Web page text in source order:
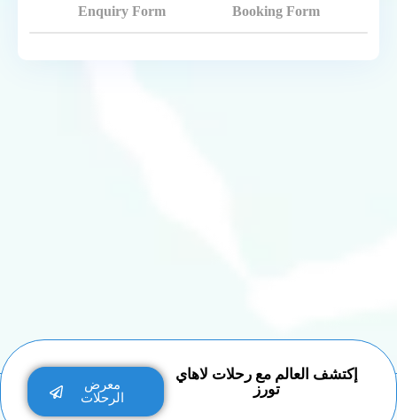
Booking Form
Enquiry Form
إكتشف العالم مع رحلات لاهاي
تورز
معرض
الرحلات